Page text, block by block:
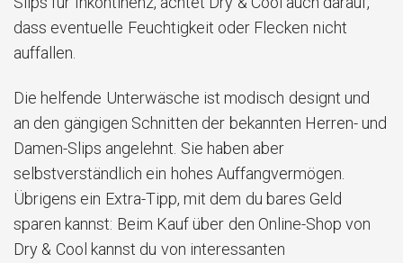
dass eventuelle Feuchtigkeit oder Flecken nicht
auffallen.
Die helfende Unterwäsche ist modisch designt und
an den gängigen Schnitten der bekannten Herren- und
Damen-Slips angelehnt. Sie haben aber
selbstverständlich ein hohes Auffangvermögen.
Übrigens ein Extra-Tipp, mit dem du bares Geld
sparen kannst: Beim Kauf über den Online-Shop von
Dry & Cool kannst du von interessanten